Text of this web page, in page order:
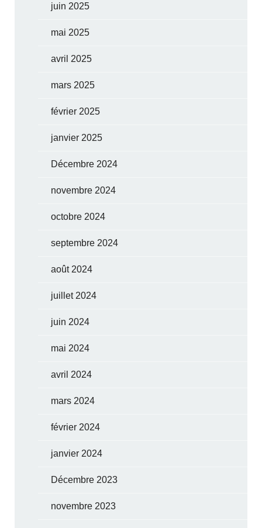
juin 2025
mai 2025
avril 2025
mars 2025
février 2025
janvier 2025
Décembre 2024
novembre 2024
octobre 2024
septembre 2024
août 2024
juillet 2024
juin 2024
mai 2024
avril 2024
mars 2024
février 2024
janvier 2024
Décembre 2023
novembre 2023